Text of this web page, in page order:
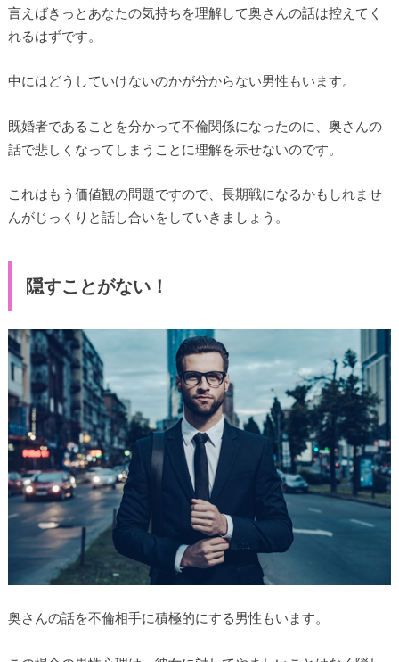
言えばきっとあなたの気持ちを理解して奥さんの話は控えてく
れるはずです。
中にはどうしていけないのかが分からない男性もいます。
既婚者であることを分かって不倫関係になったのに、奥さんの
話で悲しくなってしまうことに理解を示せないのです。
これはもう価値観の問題ですので、長期戦になるかもしれませ
んがじっくりと話し合いをしていきましょう。
隠すことがない！
奥さんの話を不倫相手に積極的にする男性もいます。